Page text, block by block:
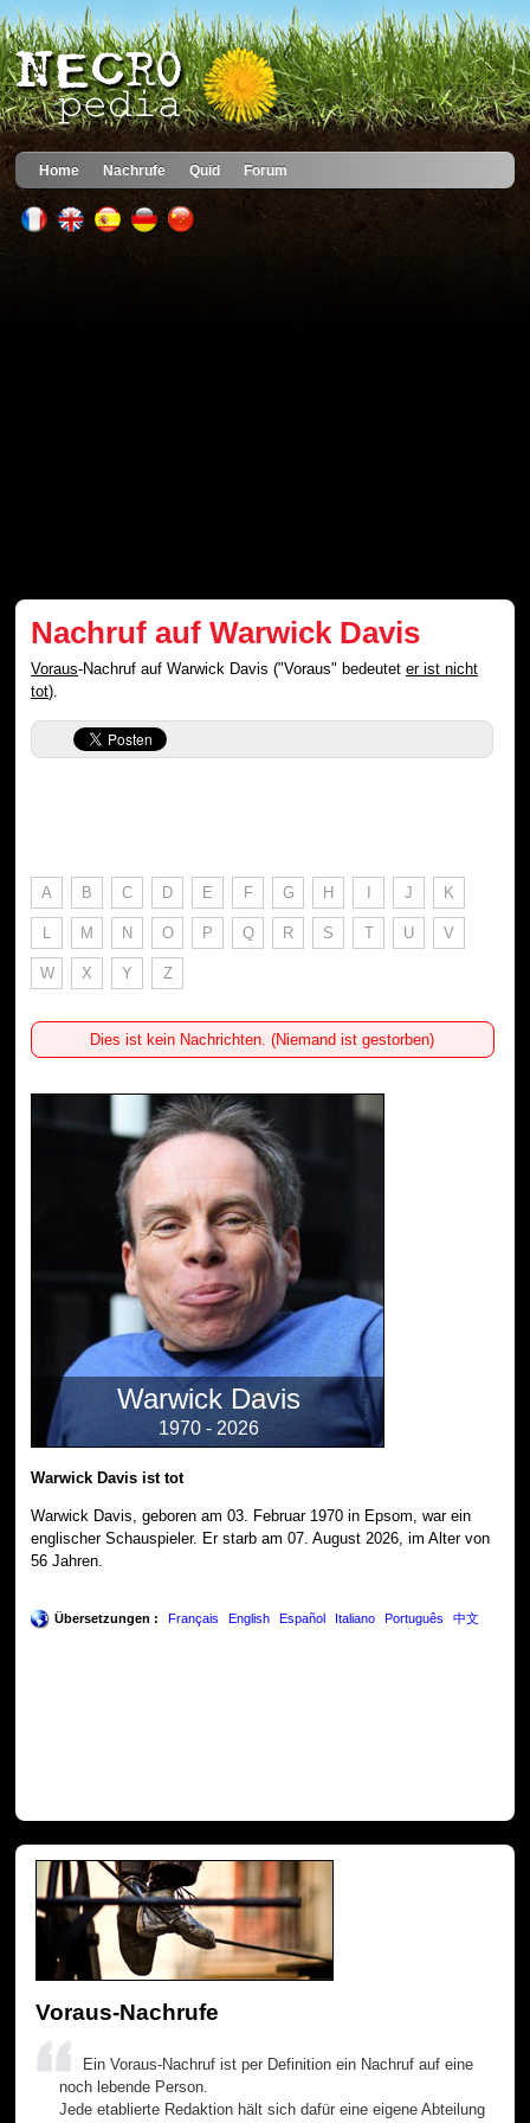
Home Nachrufe Quid Forum
Nachruf auf Warwick Davis
Voraus-Nachruf auf Warwick Davis ("Voraus" bedeuteter ist nicht
tot).
A B C D E F G H I J K
L M N O P Q R S T U V
W X Y Z
Dies ist kein Nachrichten. (Niemand ist gestorben)
Warwick Davis
1970 - 2026
Warwick Davis ist tot
Warwick Davis, geboren am 03. Februar 1970 in Epsom, war ein
englischer Schauspieler. Er starb am 07. August 2026, im Alter von
56 Jahren.
Übersetzungen : Français English Español Italiano Português 中文
Voraus-Nachrufe
Ein Voraus-Nachruf ist per Definition ein Nachruf auf eine
noch lebende Person.
Jede etablierte Redaktion hält sich dafür eine eigene Abteilung